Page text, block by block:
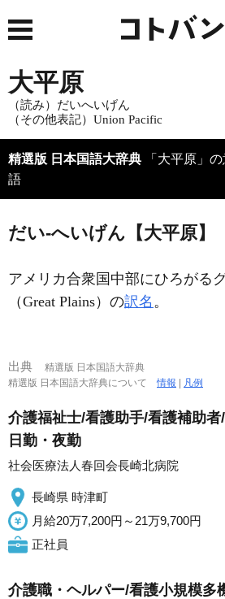
大平原
（読み）だいへいげん
（その他表記）Union Pacific
精選版 日本国語大辞典 「大平原」
語
だい‐へいげん【大平原】
アメリカ合衆国中部にひろがる
（Great Plains）の訳名 。
出典
精選版 日本国語大辞典
精選版 日本国語大辞典について情報 凡例
介護福祉士/看護助手/看護補助
日勤・夜勤
社会医療法人春回会長崎北病院
長崎県 時津町
月給20万7,200円～21万9,700円
正社員
介護職・ヘルパー/看護小規模多